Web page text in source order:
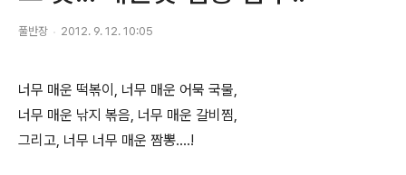
풀반장 2012. 9. 12. 10:05
너무 매운 떡볶이, 너무 매운 어묵 국물,
너무 매운 낚지 볶음, 너무 매운 갈비찜,
그리고, 너무 너무 매운 짬뽕.…!